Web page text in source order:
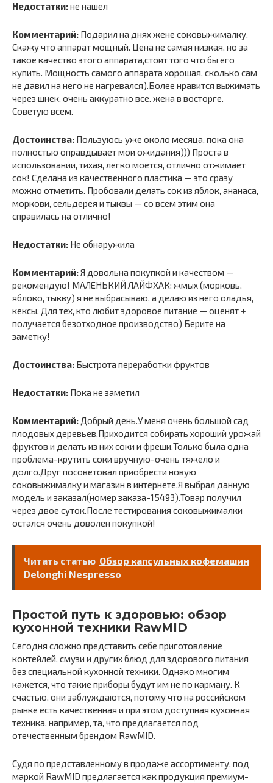
Недостатки:не нашел
Комментарий: Подарил на днях жене соковыжималку.
Скажу что аппарат мощный. Цена не самая низкая, но за
такое качество этого аппарата,стоит того что бы его
купить. Мощность самого аппарата хорошая, сколько сам
не давил на него не нагревался).Более нравится выжимать
через шнек, очень аккуратно все. жена в восторге.
Советую всем.
Достоинства: Пользуюсь уже около месяца, пока она
полностью оправдывает мои ожидания))) Проста в
использовании, тихая, легко моется, отлично отжимает
сок! Сделана из качественного пластика — это сразу
можно отметить. Пробовали делать сок из яблок, ананаса,
моркови, сельдерея и тыквы — со всем этим она
справилась на отлично!
Недостатки: Не обнаружила
Комментарий:Я довольна покупкой и качеством —
рекомендую! МАЛЕНЬКИЙ ЛАЙФХАК: жмых (морковь,
яблоко, тыкву) я не выбрасываю, а делаю из него оладья,
кексы. Для тех, кто любит здоровое питание — оценят +
получается безотходное производство) Берите на
заметку!
Достоинства: Быстрота переработки фруктов
Недостатки: Пока не заметил
Комментарий: Добрый день.У меня очень большой сад
плодовых деревьев.Приходится собирать хороший урожай
фруктов и делать из них соки и фреши.Только была одна
проблема-крутить соки вручную-очень тяжело и
долго.Друг посоветовал приобрести новую
соковыжималку и магазин в интернете.Я выбрал данную
модель и заказал(номер заказа-15493).Товар получил
через двое суток.После тестирования соковыжималки
остался очень доволен покупкой!
Читать статью Обзор капсульных кофемашин
Delonghi Nespresso
Простой путь к здоровью: обзор
кухонной техники RawMID
Сегодня сложно представить себе приготовление
коктейлей, смузи и других блюд для здорового питания
без специальной кухонной техники. Однако многим
кажется, что такие приборы будут им не по карману. К
счастью, они заблуждаются, потому что на российском
рынке есть качественная и при этом доступная кухонная
техника, например, та, что предлагается под
отечественным брендом RawMID.
Судя по представленному в продаже ассортименту, под
маркой RawMID предлагается как продукция премиум-